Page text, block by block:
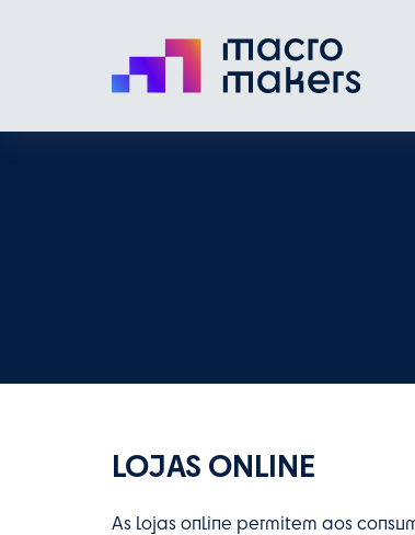
LOJAS ONLINE
As lojas online permitem aos